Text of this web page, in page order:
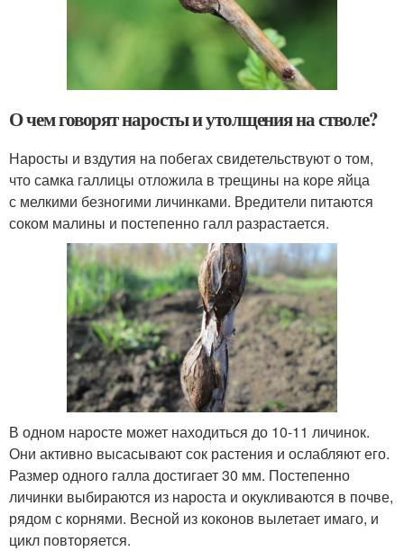
О чем говорят наросты и утолщения на стволе?
Наросты и вздутия на побегах свидетельствуют о том,
что самка галлицы отложила в трещины на коре яйца
с мелкими безногими личинками. Вредители питаются
соком малины и постепенно галл разрастается.
В одном наросте может находиться до 10-11 личинок.
Они активно высасывают сок растения и ослабляют его.
Размер одного галла достигает 30 мм. Постепенно
личинки выбираются из нароста и окукливаются в почве,
рядом с корнями. Весной из коконов вылетает имаго, и
цикл повторяется.